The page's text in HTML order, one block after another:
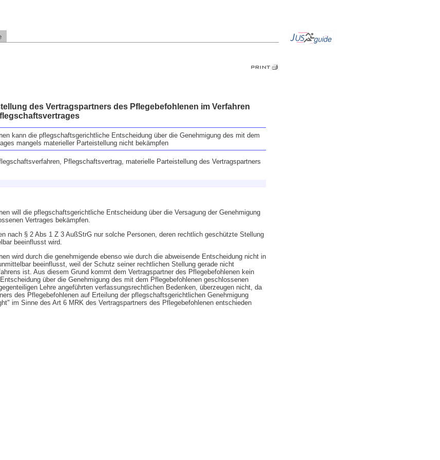
des Vertragspartners des Pflegebefohlenen im Verfahren
kann die pflegschaftsgerichtliche Entscheidung über die Genehmigung des mit dem
mangels materieller Parteistellung nicht bekämpfen
Pflegschaftsvertrag, materielle Parteistellung des Vertragspartners
will die pflegschaftsgerichtliche Entscheidung über die Versagung der Genehmigung
Vertrages bekämpfen.
nach § 2 Abs 1 Z 3 AußStrG nur solche Personen, deren rechtlich geschützte Stellung
beeinflusst wird.
wird durch die genehmigende ebenso wie durch die abweisende Entscheidung nicht in
beeinflusst, weil der Schutz seiner rechtlichen Stellung gerade nicht
ist. Aus diesem Grund kommt dem Vertragspartner des Pflegebefohlenen kein
über die Genehmigung des mit dem Pflegebefohlenen geschlossenen
Lehre angeführten verfassungsrechtlichen Bedenken, überzeugen nicht, da
des Pflegebefohlenen auf Erteilung der pflegschaftsgerichtlichen Genehmigung
im Sinne des Art 6 MRK des Vertragspartners des Pflegebefohlenen entschieden